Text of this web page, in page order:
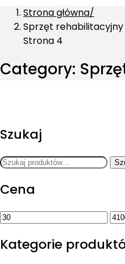
Strona główna
Sprzęt rehabilitacyjny
Strona 4
Category:
Szukaj
Szukaj:
Cena
Cena
Kategorie